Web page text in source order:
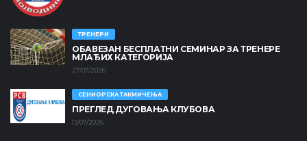
ТРЕНЕРИ
ОБАВЕЗАН БЕСПЛАТНИ СЕМИНАР ЗА ТРЕНЕРЕ
МЛАЂИХ КАТЕГОРИЈА
27/07/2026
СЕНИОРСКА ТАКМИЧЕЊА
ПРЕГЛЕД ДУГОВАЊА КЛУБОВА
13/07/2026